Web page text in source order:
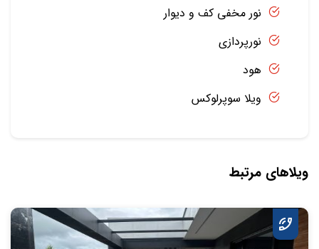
نور مخفی کف و دیوار
نورپردازی
هود
ویلا سوپرلوکس
ویلاهای مرتبط